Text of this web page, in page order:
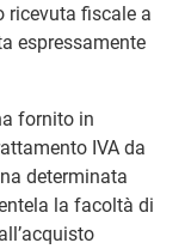
ricevuta fiscale a
espressamente
fornito in
IVA da
determinata
la facoltà di